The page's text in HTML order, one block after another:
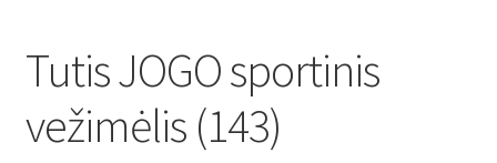
Tutis JOGO sportinis
vežimėlis (143)